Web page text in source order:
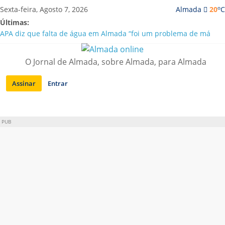
Saltar
para
conteúdo
Almada 20oC
Sexta-feira, Agosto 7, 2026
Últimas:
APA diz que falta de água em Almada “foi um problema de má
Laranjeiro | Cultura pop asiática invade a Casa Amarela
Ponte 25 de Abril celebra 60 anos com programa cultural entre
Lisboa e Almada
Situação de alerta em Almada renovada até final de Agosto
O Jornal de Almada, sobre Almada, para Almada
Assinar Entrar
PUB